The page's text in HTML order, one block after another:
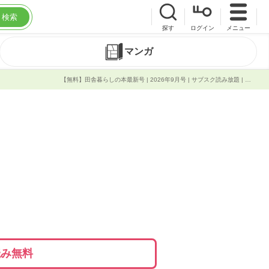
検索
探す ログイン メニュー
マンガ
無料